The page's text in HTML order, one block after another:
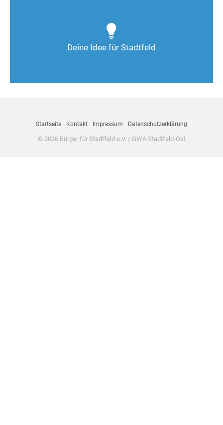
Deine Idee für Stadtfeld
Deine Ideen sind gefragt!
Startseite Kontakt Impressum Datenschutzerklärung
© 2026 Bürger für Stadtfeld e.V. / GWA Stadtfeld-Ost